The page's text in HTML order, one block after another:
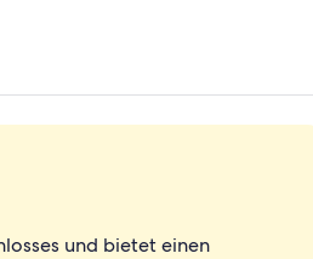
und bietet einen